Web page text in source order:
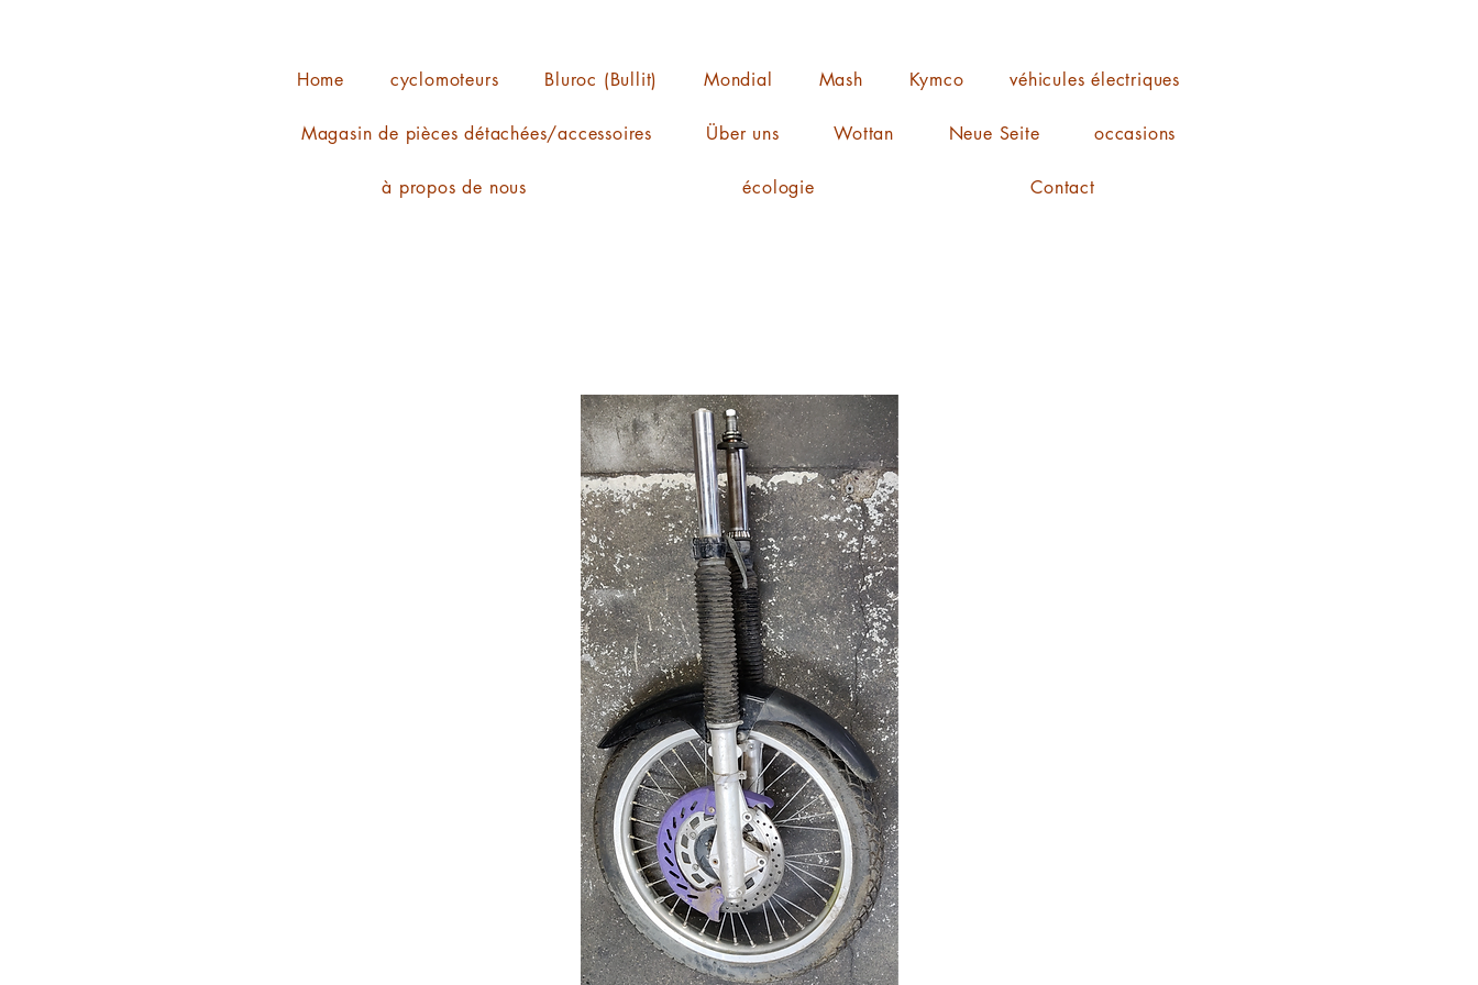
Home cyclomoteurs Bluroc (Bullit) Mondial Mash Kymco véhicules électriques
Magasin de pièces détachées/accessoires Über uns Wottan Neue Seite occasions
à propos de nous écologie Contact